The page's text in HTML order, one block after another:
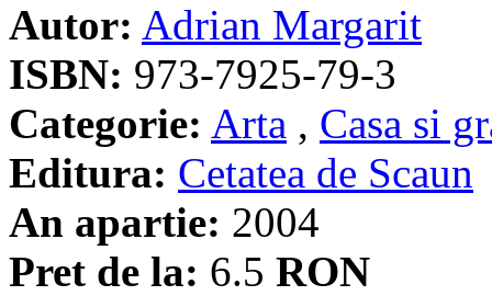
Autor: Adrian Margarit
ISBN: 973-7925-79-3
Categorie: Arta , Casa si
Editura: Cetatea de Scaun
An apartie: 2004
Pret de la: 6.5 RON